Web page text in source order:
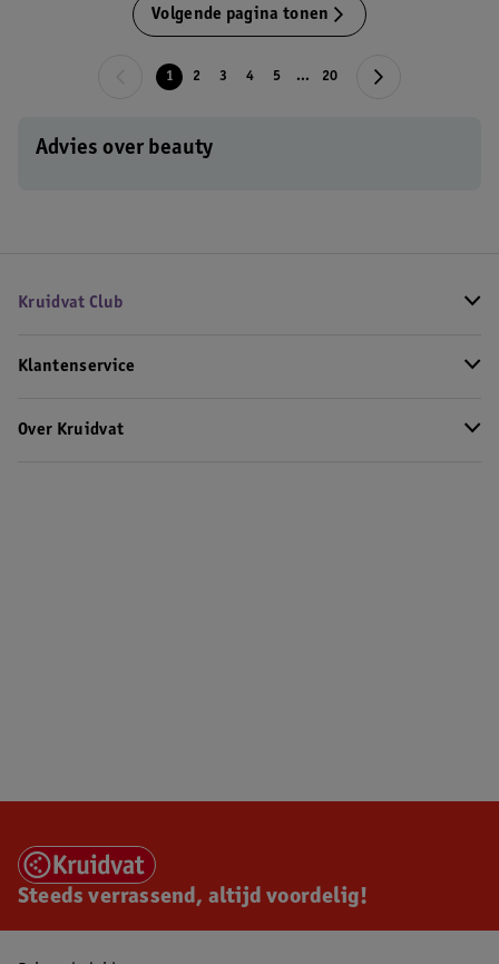
Volgende pagina tonen
1 2 3 4 5 ... 20
Advies over beauty
Kruidvat Club
Klantenservice
Over Kruidvat
Steeds verrassend, altijd voordelig!